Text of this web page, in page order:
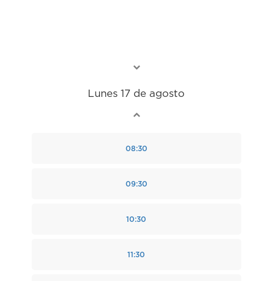
Lunes 17 de agosto
08:30
09:30
10:30
11:30